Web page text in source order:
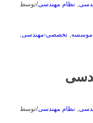
, نظام مهندسی/توسط
موسسه, تخصصی-مهندسی,
, نظام مهندسی/توسط